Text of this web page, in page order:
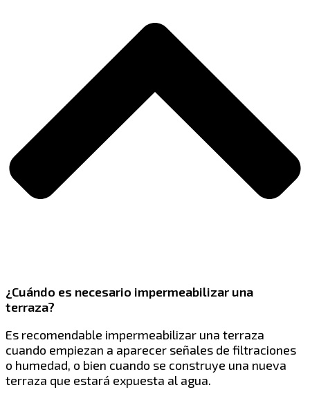
¿Cuándo es necesario impermeabilizar una
terraza?
Es recomendable impermeabilizar una terraza
cuando empiezan a aparecer señales de filtraciones
o humedad, o bien cuando se construye una nueva
terraza que estará expuesta al agua.